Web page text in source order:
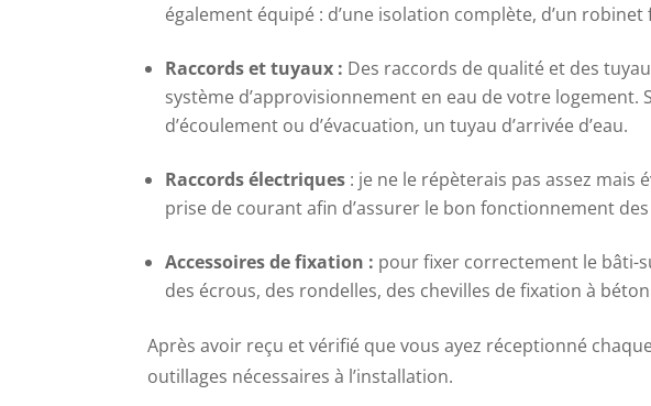
également équipé : d’une isolation complète, d’un robinet
Raccords et tuyaux : Des raccords de qualité et des
système d’approvisionnement en eau de votre
d’écoulement ou d’évacuation, un tuyau d’arrivée d’eau.
Raccords électriques : je ne le répèterais pas assez mais
prise de courant afin d’assurer le bon fonctionnement
Accessoires de fixation : pour fixer correctement le bâti-
des écrous, des rondelles, des chevilles de fixation à
Après avoir reçu et vérifié que vous ayez réceptionné
outillages nécessaires à l’installation.